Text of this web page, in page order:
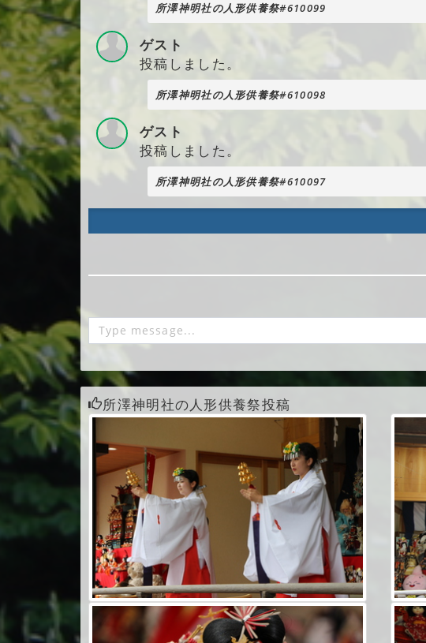
所澤神明社の人形供養祭#610099
ゲスト
投稿しました。
所澤神明社の人形供養祭#610098
ゲスト
投稿しました。
所澤神明社の人形供養祭#610097
所澤神明社の人形供養祭投稿